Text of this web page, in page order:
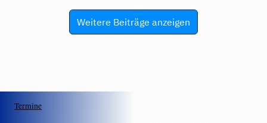
Weitere Beiträge anzeigen
Termine